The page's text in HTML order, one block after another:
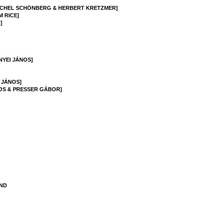
SCHÖNBERG & HERBERT KRETZMER]
RICE]
JÁNOS]
JÁNOS]
& PRESSER GÁBOR]